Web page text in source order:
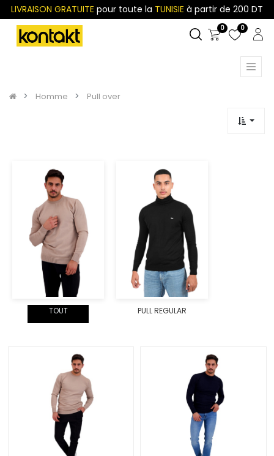
LIVRAISON GRATUITE pour toute la TUNISIE à partir de 200 DT
0 0
Homme Pull over
TOUT PULL REGULAR